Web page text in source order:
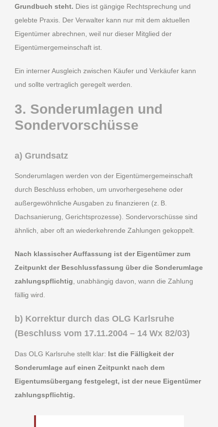
Grundbuch steht. Dies ist gängige Rechtsprechung und
gelebte Praxis. Der Verwalter kann nur mit dem aktuellen
Eigentümer abrechnen, weil nur dieser Mitglied der
Eigentümergemeinschaft ist.
Ein interner Ausgleich zwischen Käufer und Verkäufer kann
und sollte vertraglich geregelt werden.
3. Sonderumlagen und
Sondervorschüsse
a) Grundsatz
Sonderumlagen werden von der Eigentümergemeinschaft
durch Beschluss erhoben, um unvorhergesehene oder
außergewöhnliche Ausgaben zu finanzieren (z. B.
Dachsanierung, Gerichtsprozesse). Sondervorschüsse sind
ähnlich, aber oft an wiederkehrende Zahlungen gekoppelt.
Nach klassischer Auffassung ist der Eigentümer zum
Zeitpunkt der Beschlussfassung über die Sonderumlage
zahlungspflichtig, unabhängig davon, wann die Zahlung
fällig wird.
b) Korrektur durch das OLG Karlsruhe
(Beschluss vom 17.11.2004 – 14 Wx 82/03)
Das OLG Karlsruhe stellt klar: Ist die Fälligkeit der
Sonderumlage auf einen Zeitpunkt nach dem
Eigentumsübergang festgelegt, ist der neue Eigentümer
zahlungspflichtig.